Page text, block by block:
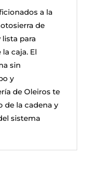
a la
de
para
caja. El
sin
y
de Oleiros te
de la cadena y
sistema